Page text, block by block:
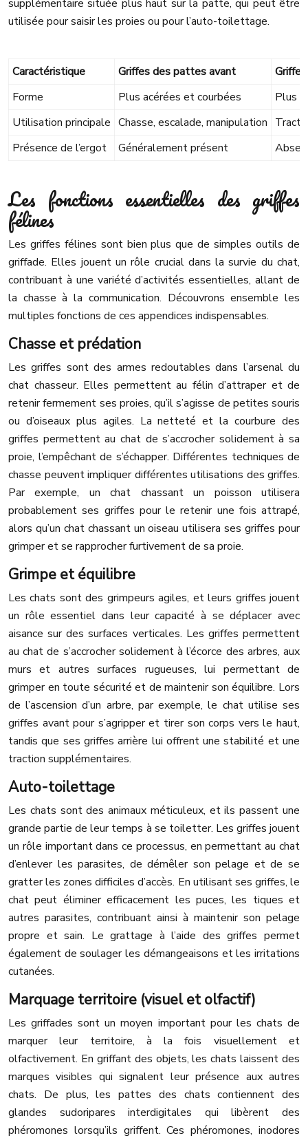
supplémentaire située plus haut sur la patte, qui peut être
utilisée pour saisir les proies ou pour l’auto-toilettage.
Caractéristique Griffes des pattes avant
Forme
Plus acérées et courbées
Plus
Utilisation principale Chasse, escalade, manipulation
Présence de l’ergot
Généralement présent
Les fonctions essentielles des griffes
félines
Les griffes félines sont bien plus que de simples outils de
griffade. Elles jouent un rôle crucial dans la survie du chat,
contribuant à une variété d’activités essentielles, allant de
la chasse à la communication. Découvrons ensemble les
multiples fonctions de ces appendices indispensables.
Chasse et prédation
Les griffes sont des armes redoutables dans l’arsenal du
chat chasseur. Elles permettent au félin d’attraper et de
retenir fermement ses proies, qu’il s’agisse de petites souris
ou d’oiseaux plus agiles. La netteté et la courbure des
griffes permettent au chat de s’accrocher solidement à sa
proie, l’empêchant de s’échapper. Différentes techniques de
chasse peuvent impliquer différentes utilisations des griffes.
Par exemple, un chat chassant un poisson utilisera
probablement ses griffes pour le retenir une fois attrapé,
alors qu’un chat chassant un oiseau utilisera ses griffes pour
grimper et se rapprocher furtivement de sa proie.
Grimpe et équilibre
Les chats sont des grimpeurs agiles, et leurs griffes jouent
un rôle essentiel dans leur capacité à se déplacer avec
aisance sur des surfaces verticales. Les griffes permettent
au chat de s’accrocher solidement à l’écorce des arbres, aux
murs et autres surfaces rugueuses, lui permettant de
grimper en toute sécurité et de maintenir son équilibre. Lors
de l’ascension d’un arbre, par exemple, le chat utilise ses
griffes avant pour s’agripper et tirer son corps vers le haut,
tandis que ses griffes arrière lui offrent une stabilité et une
traction supplémentaires.
Auto-toilettage
Les chats sont des animaux méticuleux, et ils passent une
grande partie de leur temps à se toiletter. Les griffes jouent
un rôle important dans ce processus, en permettant au chat
d’enlever les parasites, de démêler son pelage et de se
gratter les zones difficiles d’accès. En utilisant ses griffes, le
chat peut éliminer efficacement les puces, les tiques et
autres parasites, contribuant ainsi à maintenir son pelage
propre et sain. Le grattage à l’aide des griffes permet
également de soulager les démangeaisons et les irritations
cutanées.
Marquage territoire (visuel et olfactif)
Les griffades sont un moyen important pour les chats de
marquer leur territoire, à la fois visuellement et
olfactivement. En griffant des objets, les chats laissent des
marques visibles qui signalent leur présence aux autres
chats. De plus, les pattes des chats contiennent des
glandes sudoripares interdigitales qui libèrent des
phéromones lorsqu’ils griffent. Ces phéromones, inodores